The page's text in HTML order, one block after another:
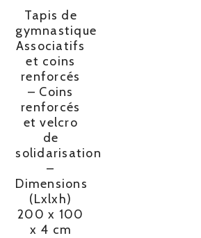
Tapis de
gymnastique
Associatifs
et coins
renforcés
– Coins
renforcés
et velcro
de
solidarisation
–
Dimensions
(Lxlxh)
200 x 100
x 4 cm